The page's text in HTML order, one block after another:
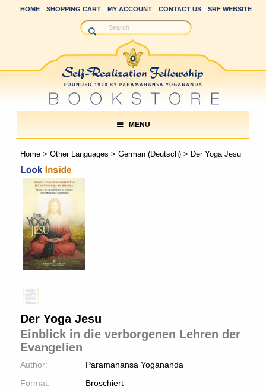
HOME SHOPPING CART MY ACCOUNT CONTACT US SRF WEBSITE
MENU
Home> Other Languages > German (Deutsch)> Der Yoga Jesu
Der Yoga Jesu
Einblick in die verborgenen Lehren der
Evangelien
Author:
Paramahansa Yogananda
Format:
Broschiert